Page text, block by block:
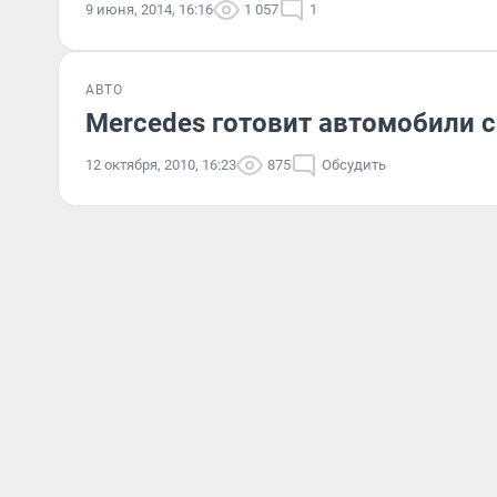
9 июня, 2014, 16:16 1 057 1
АВТО
Mercedes готовит автомобили
12 октября, 2010, 16:23 875 Обсудить